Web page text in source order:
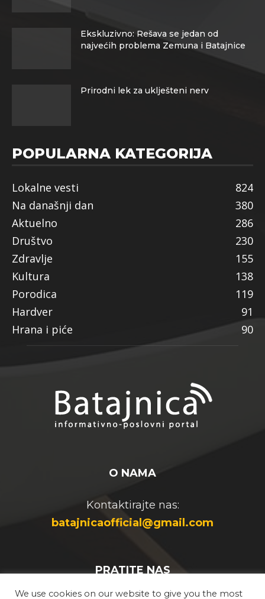
Ekskluzivno: Rešava se jedan od
najvećih problema Zemuna i Batajnice
Prirodni lek za uklješteni nerv
POPULARNA KATEGORIJA
Lokalne vesti
824
Na današnji dan
380
Aktuelno
286
Društvo
230
Zdravlje
155
Kultura
138
Porodica
119
Hardver
91
Hrana i piće
90
O NAMA
Kontaktirajte nas:
batajnicaofficial@gmail.com
PRATITE NAS
We use cookies on our website to give you the most